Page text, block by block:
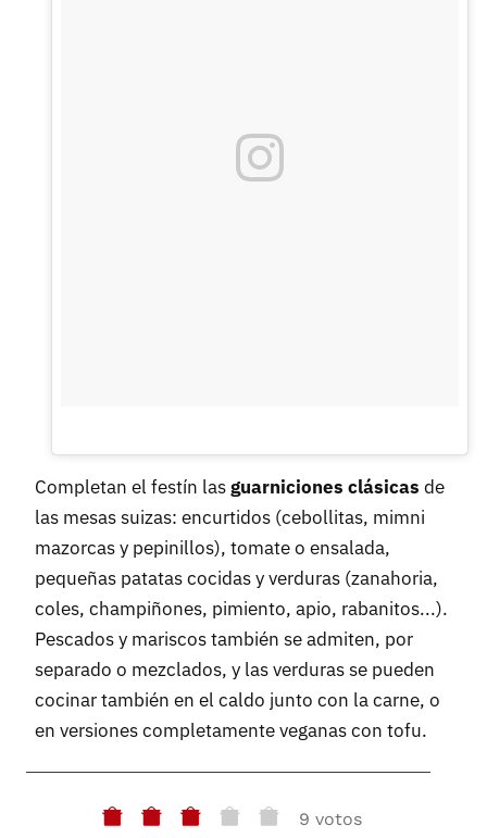
Completan el festín lasguarniciones clásicas de
las mesas suizas: encurtidos (cebollitas, mimni
mazorcas y pepinillos), tomate o ensalada,
pequeñas patatas cocidas y verduras (zanahoria,
coles, champiñones, pimiento, apio, rabanitos...).
Pescados y mariscos también se admiten, por
separado o mezclados, y las verduras se pueden
cocinar también en el caldo junto con la carne, o
en versiones completamente veganas con tofu.
9 votos